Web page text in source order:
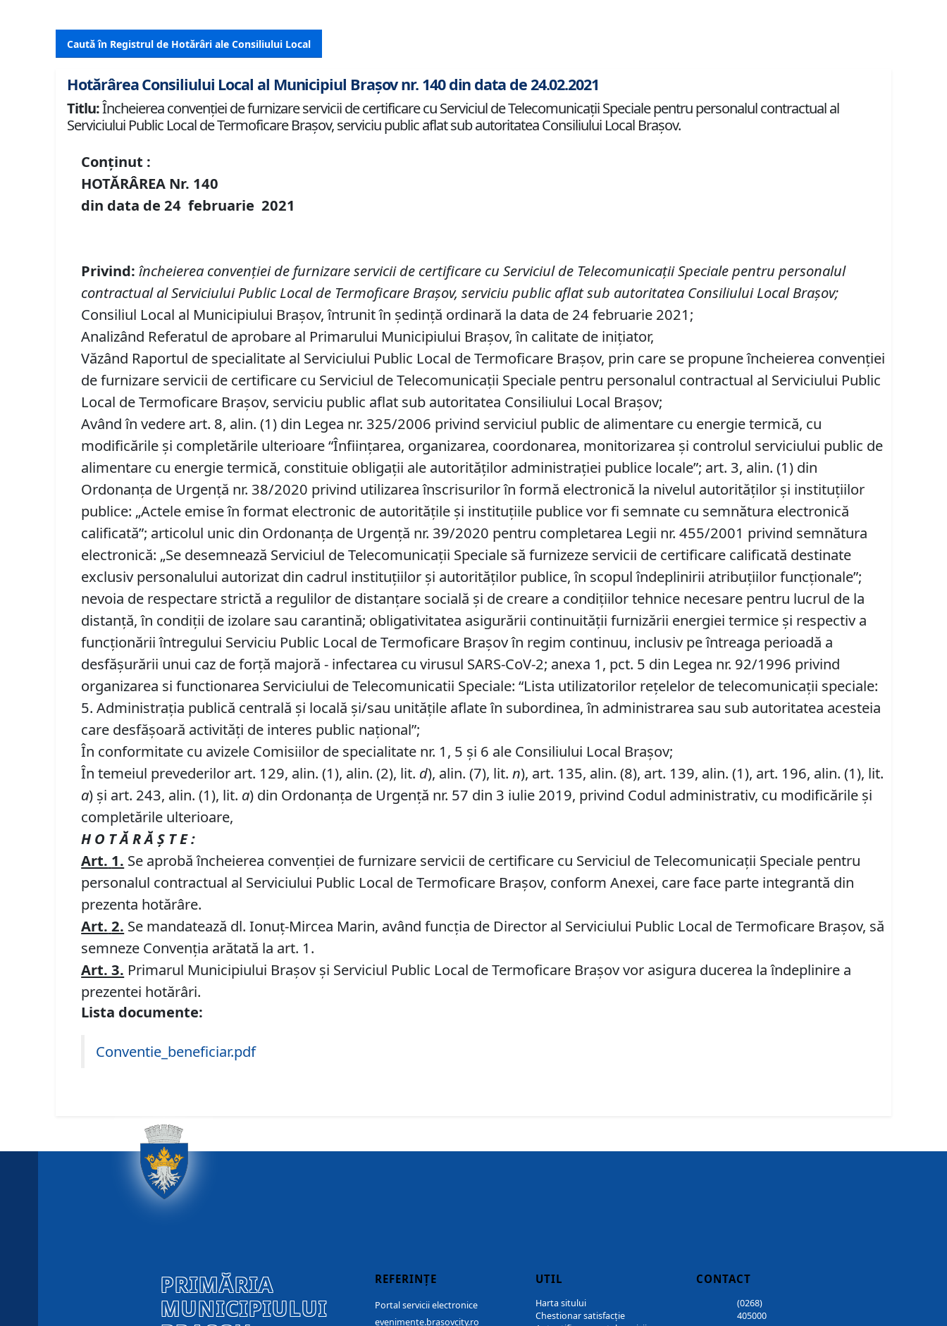
Caută în Registrul de Hotărâri ale Consiliului Local
Hotărârea Consiliului Local al Municipiul Brașov nr. 140 din data de 24.02.2021
Titlu:Încheierea convenției de furnizare servicii de certificare cu Serviciul de Telecomunicaţii Speciale pentru personalul contractual al
Serviciului Public Local de Termoficare Brașov, serviciu public aflat sub autoritatea Consiliului Local Brașov.
Conținut :
HOTĂRÂREA Nr. 140
din data de24 februarie2021
Privind: încheierea convenției de furnizare servicii de certificare cu Serviciul de Telecomunicaţii Speciale pentru personalul
contractual al Serviciului Public Local de Termoficare Brașov, serviciu public aflat sub autoritatea Consiliului Local Brașov;
Consiliul Local al Municipiului Brașov, întrunit în ședință ordinară la data de 24 februarie 2021;
Analizând Referatul de aprobare al Primarului Municipiului Brașov, în calitate de inițiator,
Văzând Raportul de specialitate al Serviciului Public Local de Termoficare Braşov, prin care se propune încheierea convenției
de furnizare servicii de certificare cu Serviciul de Telecomunicaţii Speciale pentru personalul contractual al Serviciului Public
Local de Termoficare Brașov, serviciu public aflat sub autoritatea Consiliului Local Brașov;
Având în vedere art. 8, alin. (1) din Legea nr. 325/2006 privind serviciul public de alimentare cu energie termică, cu
modificările și completările ulterioare “Înfiinţarea, organizarea, coordonarea, monitorizarea și controlul serviciului public de
alimentare cu energie termică, constituie obligaţii ale autorităţilor administraţiei publice locale”; art. 3, alin. (1) din
Ordonanța de Urgență nr. 38/2020 privind utilizarea înscrisurilor în formă electronică la nivelul autorităţilor şi instituţiilor
publice: „Actele emise în format electronic de autorităţile şi instituţiile publice vor fi semnate cu semnătura electronică
calificată”; articolul unic din Ordonanța de Urgență nr. 39/2020 pentru completarea Legii nr. 455/2001 privind semnătura
electronică: „Se desemnează Serviciul de Telecomunicaţii Speciale să furnizeze servicii de certificare calificată destinate
exclusiv personalului autorizat din cadrul instituţiilor şi autorităţilor publice, în scopul îndeplinirii atribuţiilor funcţionale”;
nevoia de respectare strictă a regulilor de distanţare socială şi de creare a condiţiilor tehnice necesare pentru lucrul de la
distanţă, în condiţii de izolare sau carantină; obligativitatea asigurării continuităţii furnizării energiei termice și respectiv a
funcționării întregului Serviciu Public Local de Termoficare Brașov în regim continuu, inclusiv pe întreaga perioadă a
desfăşurării unui caz de forţă majoră - infectarea cu virusul SARS-CoV-2; anexa 1, pct. 5 din Legea nr. 92/1996 privind
organizarea si functionarea Serviciului de Telecomunicatii Speciale: “Lista utilizatorilor reţelelor de telecomunicaţii speciale:
5. Administraţia publică centrală şi locală şi/sau unităţile aflate în subordinea, în administrarea sau sub autoritatea acesteia
care desfăşoară activităţi de interes public naţional”;
În conformitate cu avizele Comisiilor de specialitate nr. 1, 5 și 6 ale Consiliului Local Brașov;
În temeiul prevederilor art. 129, alin. (1), alin. (2), lit. d), alin. (7), lit.n), art. 135, alin. (8), art. 139, alin. (1), art. 196, alin. (1), lit.
a) și art. 243, alin. (1), lit. a) din Ordonanța de Urgență nr. 57 din 3 iulie 2019, privind Codul administrativ, cu modificările și
completările ulterioare,
H O T Ă R Ă Ş T E :
Art. 1. Se aprobă încheierea convenției de furnizare servicii de certificare cu Serviciul de Telecomunicaţii Speciale pentru
personalul contractual al Serviciului Public Local de Termoficare Brașov, conform Anexei, care face parte integrantă din
prezenta hotărâre.
Art. 2. Se mandatează dl. Ionuţ-Mircea Marin, având funcţia de Director al Serviciului Public Local de Termoficare Braşov, să
semneze Convenţia arătată la art. 1.
Art. 3. Primarul Municipiului Brașov și Serviciul Public Local de Termoficare Brașov vor asigura ducerea la îndeplinire a
prezentei hotărâri.
Lista documente:
Conventie_beneficiar.pdf
PRIMĂRIA
MUNICIPIULUI
REFERINȚE
Portal servicii electronice
evenimente.brasovcity.ro
UTIL
Harta sitului
Chestionar satisfacție
CONTACT
(0268)
405000